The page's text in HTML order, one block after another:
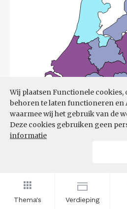
Thema's Verdieping
Wij plaatsen Functionele cookies,
behoren te laten functioneren en
waarmee wij het gebruik van de
Deze cookies gebruiken geen
informatie